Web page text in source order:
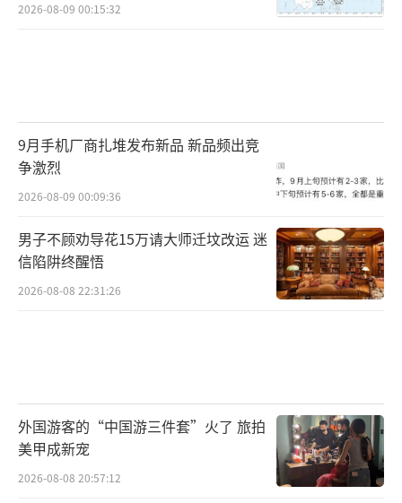
2026-08-09 00:15:32
9月手机厂商扎堆发布新品 新品频出竞
争激烈
2026-08-09 00:09:36
男子不顾劝导花15万请大师迁坟改运 迷
信陷阱终醒悟
2026-08-08 22:31:26
外国游客的“中国游三件套”火了 旅拍
美甲成新宠
2026-08-08 20:57:12